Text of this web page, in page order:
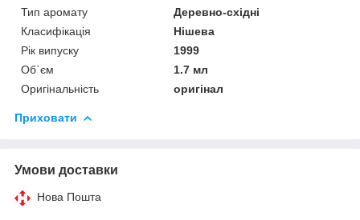
Тип аромату
Деревно-східні
Класифікація
Нішева
Рік випуску
1999
Об`єм
1.7 мл
Оригінальність
оригінал
Приховати
Умови доставки
Нова Пошта